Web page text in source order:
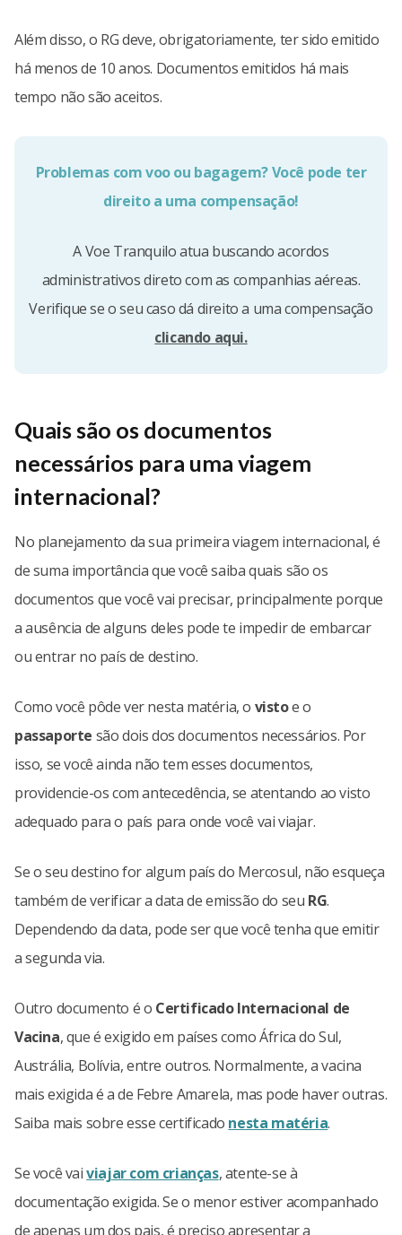
Além disso, o RG deve, obrigatoriamente, ter sido emitido
há menos de 10 anos. Documentos emitidos há mais
tempo não são aceitos.
Problemas com voo ou bagagem? Você pode ter
direito a uma compensação!
A Voe Tranquilo atua buscando acordos
administrativos direto com as companhias aéreas.
Verifique se o seu caso dá direito a uma compensação
clicando aqui.
Quais são os documentos
necessários para uma viagem
internacional?
No planejamento da sua primeira viagem internacional, é
de suma importância que você saiba quais são os
documentos que você vai precisar, principalmente porque
a ausência de alguns deles pode te impedir de embarcar
ou entrar no país de destino.
Como você pôde ver nesta matéria, o vistoe o
passaporte são dois dos documentos necessários. Por
isso, se você ainda não tem esses documentos,
providencie-os com antecedência, se atentando ao visto
adequado para o país para onde você vai viajar.
Se o seu destino for algum país do Mercosul, não esqueça
também de verificar a data de emissão do seu RG.
Dependendo da data, pode ser que você tenha que emitir
a segunda via.
Outro documento é o Certificado Internacional de
Vacina, que é exigido em países como África do Sul,
Austrália, Bolívia, entre outros. Normalmente, a vacina
mais exigida é a de Febre Amarela, mas pode haver outras.
Saiba mais sobre esse certificado nesta matéria.
Se você vaiviajar com crianças, atente-se à
documentação exigida. Se o menor estiver acompanhado
de apenas um dos pais, é preciso apresentar a